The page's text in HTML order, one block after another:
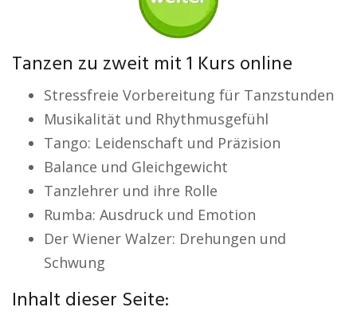
Tanzen zu zweit mit 1 Kurs online
Stressfreie Vorbereitung für Tanzstunden
Musikalität und Rhythmusgefühl
Tango: Leidenschaft und Präzision
Balance und Gleichgewicht
Tanzlehrer und ihre Rolle
Rumba: Ausdruck und Emotion
Der Wiener Walzer: Drehungen und
Schwung
Inhalt dieser Seite: